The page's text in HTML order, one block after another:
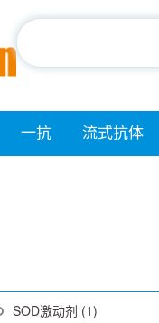
一抗 流式抗体
SOD激动剂 (1)